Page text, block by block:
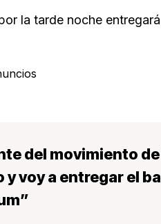
la tarde noche
del movimiento de
y voy a entregar el